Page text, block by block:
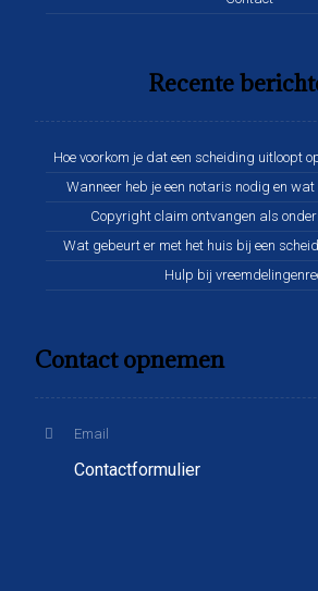
Recente
Hoe voorkom je dat een scheiding uitloopt
Wanneer heb je een notaris nodig en wat
Copyright claim ontvangen als
Wat gebeurt er met het huis bij een
Hulp bij
Contact opnemen
Email
Contactformulier